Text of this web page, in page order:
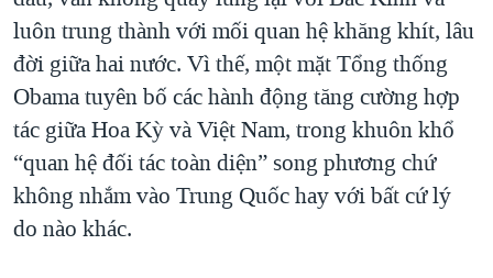
luôn trung thành với mối quan hệ khăng khít, lâu
đời giữa hai nước. Vì thế, một mặt Tổng thống
Obama tuyên bố các hành động tăng cường hợp
tác giữa Hoa Kỳ và Việt Nam, trong khuôn khổ
“quan hệ đối tác toàn diện” song phương chứ
không nhắm vào Trung Quốc hay với bất cứ lý
do nào khác.